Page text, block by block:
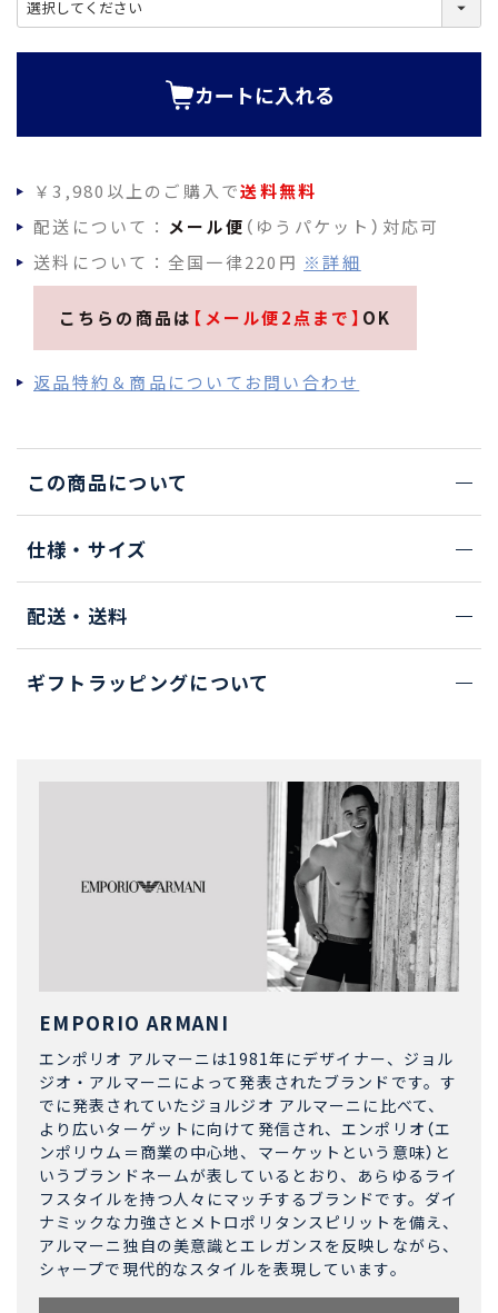
必
カートに入れる
￥3,980以上のご購入で送料無料
配送について： メール便 （ゆうパケット）対応可
送料について：全国一律220円 ※詳細
こちらの商品は 【メール便2点まで】 OK
返品特約＆商品についてお問い合わせ
この商品について
仕様・サイズ
配送・送料
ギフトラッピングについて
EMPORIO ARMANI
エンポリオ アルマーニは1981年にデザイナー、ジョル
ジオ・アルマーニによって発表されたブランドです。す
でに発表されていたジョルジオ アルマーニに比べて、
より広いターゲットに向けて発信され、エンポリオ（エ
ンポリウム＝商業の中心地、マーケットという意味）と
いうブランドネームが表しているとおり、あらゆるライ
フスタイルを持つ人々にマッチするブランドです。ダイ
ナミックな力強さとメトロポリタンスピリットを備え、
アルマーニ独自の美意識とエレガンスを反映しながら、
シャープで現代的なスタイルを表現しています。